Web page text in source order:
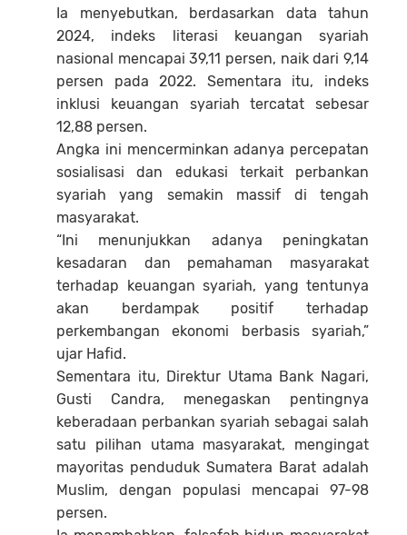
Ia menyebutkan, berdasarkan data tahun
2024, indeks literasi keuangan syariah
nasional mencapai 39,11 persen, naik dari 9,14
persen pada 2022. Sementara itu, indeks
inklusi keuangan syariah tercatat sebesar
12,88 persen.
Angka ini mencerminkan adanya percepatan
sosialisasi dan edukasi terkait perbankan
syariah yang semakin massif di tengah
masyarakat.
“Ini menunjukkan adanya peningkatan
kesadaran dan pemahaman masyarakat
terhadap keuangan syariah, yang tentunya
akan berdampak positif terhadap
perkembangan ekonomi berbasis syariah,”
ujar Hafid.
Sementara itu, Direktur Utama Bank Nagari,
Gusti Candra, menegaskan pentingnya
keberadaan perbankan syariah sebagai salah
satu pilihan utama masyarakat, mengingat
mayoritas penduduk Sumatera Barat adalah
Muslim, dengan populasi mencapai 97-98
persen.